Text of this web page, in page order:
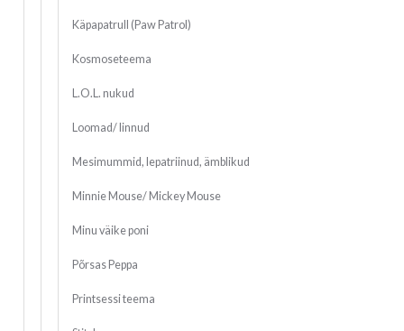
Käpapatrull (Paw Patrol)
Kosmoseteema
L.O.L. nukud
Loomad/ linnud
Mesimummid, lepatriinud, ämblikud
Minnie Mouse/ Mickey Mouse
Minu väike poni
Põrsas Peppa
Printsessi teema